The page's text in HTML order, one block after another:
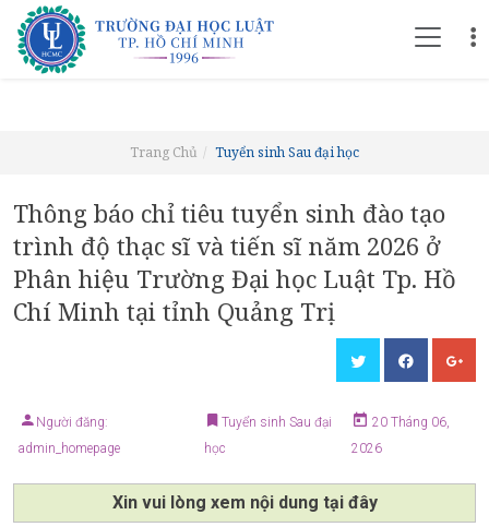
Trang Chủ Tuyển sinh Sau đại học
Thông báo chỉ tiêu tuyển sinh đào tạo
trình độ thạc sĩ và tiến sĩ năm 2026 ở
Phân hiệu Trường Đại học Luật Tp. Hồ
Chí Minh tại tỉnh Quảng Trị
Người đăng:
admin_homepage
Tuyển sinh Sau đại
học
20 Tháng 06,
2026
Xin vui lòng xem nội dung tại đây